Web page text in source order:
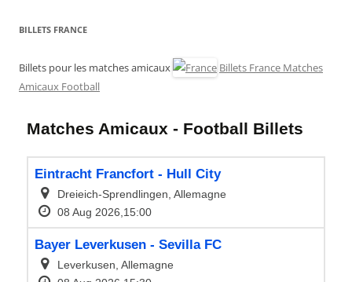
BILLETS FRANCE
Billets pour les matches amicaux
Billets France Matches
Amicaux Football